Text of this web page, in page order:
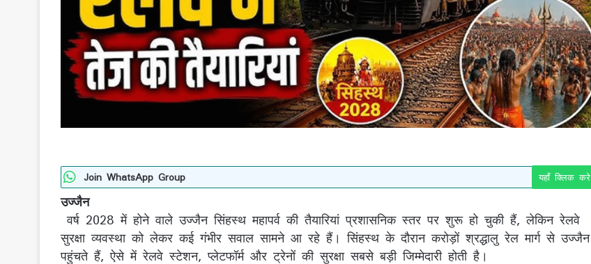
Join WhatsApp Group यहाँ क्लिक करे
उज्जैन
वर्ष 2028 में होने वाले उज्जैन सिंहस्थ महापर्व की तैयारियां प्रशासनिक स्तर पर शुरू हो चुकी हैं, लेकिन रेलवे
सुरक्षा व्यवस्था को लेकर कई गंभीर सवाल सामने आ रहे हैं। सिंहस्थ के दौरान करोड़ों श्रद्धालु रेल मार्ग से उज्जैन
पहुंचते हैं, ऐसे में रेलवे स्टेशन, प्लेटफॉर्म और ट्रेनों की सुरक्षा सबसे बड़ी जिम्मेदारी होती है।